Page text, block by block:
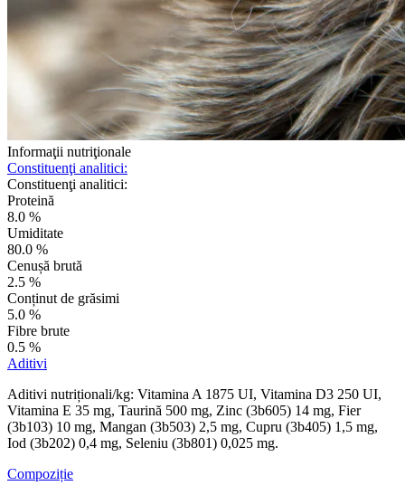
Informaţii nutriţionale
Constituenţi analitici:
Constituenţi analitici:
Proteină
8.0 %
Umiditate
80.0 %
Cenușă brută
2.5 %
Conținut de grăsimi
5.0 %
Fibre brute
0.5 %
Aditivi
Aditivi nutriționali/kg: Vitamina A 1875 UI, Vitamina D3 250 UI,
Vitamina E 35 mg, Taurină 500 mg, Zinc (3b605) 14 mg, Fier
(3b103) 10 mg, Mangan (3b503) 2,5 mg, Cupru (3b405) 1,5 mg,
Iod (3b202) 0,4 mg, Seleniu (3b801) 0,025 mg.
Compoziție